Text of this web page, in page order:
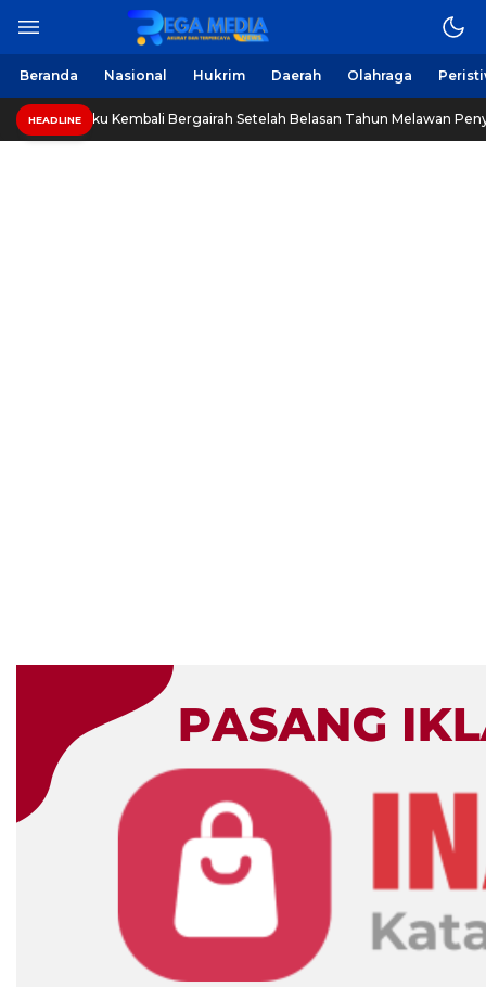
Beranda Nasional Hukrim Daerah Olahraga
HEADLINE
Kembali Bergairah Setelah Belasan Tahun Melawan Penyakit Tumor